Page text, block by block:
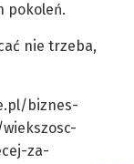
pokoleń.
nie trzeba,
biznes-
za-